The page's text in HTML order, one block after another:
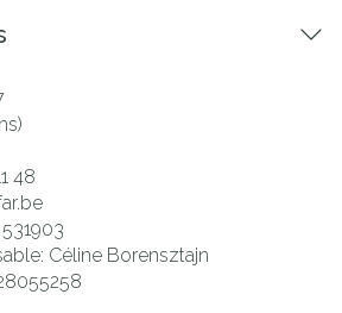
48
531903
Céline Borensztajn